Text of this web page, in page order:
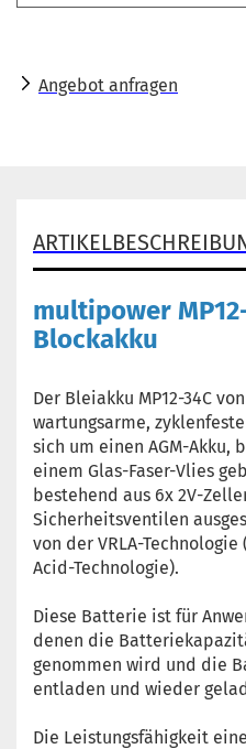
Angebot anfragen
multipower
Blockakku
Der Bleiakku MP12-34C
wartungsarme,
sich um einen AGM-
einem Glas-Faser-Vlies
bestehend aus 6x 2V-
Sicherheitsventilen
von der VRLA-
Acid-Technologie).
Diese Batterie ist für
denen die
genommen wird und die
entladen und wieder
Die Leistungsfähigkeit